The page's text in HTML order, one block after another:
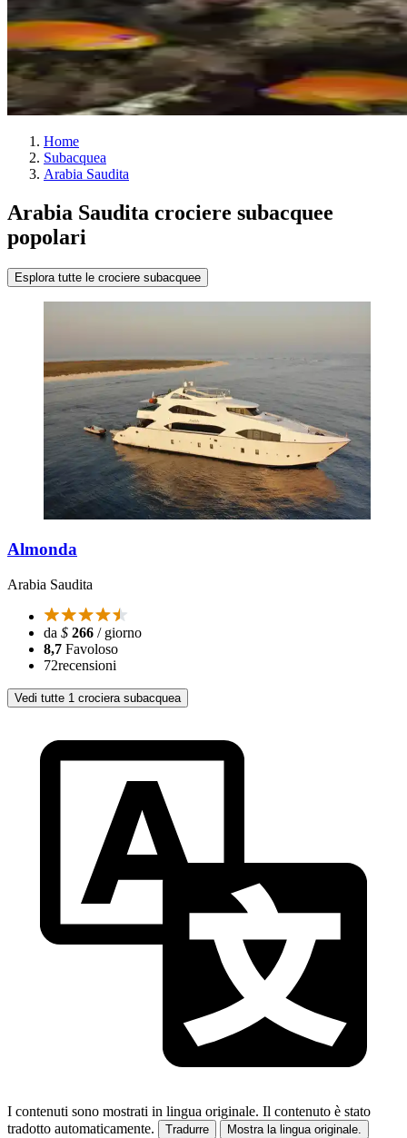
Home
Subacquea
Arabia Saudita
Arabia Saudita crociere subacquee
popolari
Esplora tutte le crociere subacquee
Almonda
Arabia Saudita
da $ 266 / giorno
8,7 Favoloso
72recensioni
Vedi tutte 1 crociera subacquea
I contenuti sono mostrati in lingua originale. Il contenuto è stato
tradotto automaticamente.
Tradurre Mostra la lingua originale.